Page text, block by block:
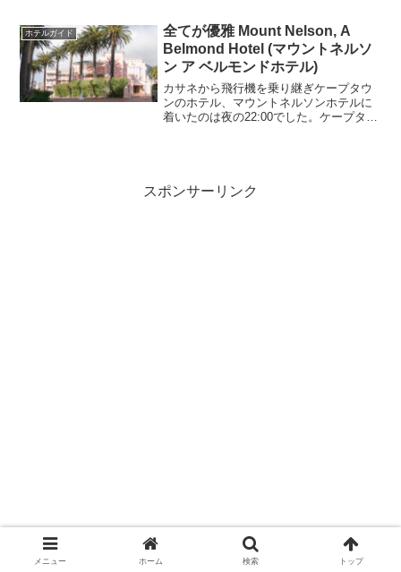
っているケープ半島の植生などなど… 一
方で、公共交通機関はあま...
ホテルガイド
全てが優雅 Mount Nelson, A
Belmond Hotel (マウントネルソ
ン ア ベルモンドホテル)
カサネから飛行機を乗り継ぎケープタウ
ンのホテル、マウントネルソンホテルに
着いたのは夜の22:00でした。ケープタウ
スポンサーリンク
メニュー ホーム 検索 トップ